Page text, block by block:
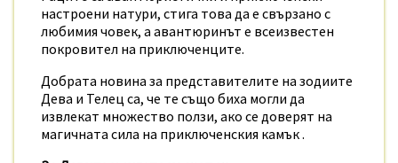
настроени натури, стига това да е свързано с
любимия човек, а авантюринът е всеизвестен
покровител на приключенците.
Добрата новина за представителите на зодиите
Дева и Телец са, че те също биха могли да
извлекат множество ползи, ако се доверят на
магичната сила на приключенския камък .